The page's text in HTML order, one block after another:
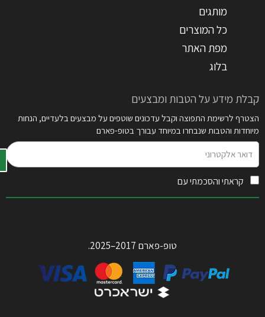
מותגים
כל המוצרים
מפת האתר
בלוג
קבלת מידע על הטבות ומבצעים
הצטרף לרשימת התפוצה וקבל עדכונים שוטפים על מבצעים בלעדיים, הנחות
מיוחדות והטבות שנבחרו במיוחד עבורך בטופ-פארם
אלקטרוני
קראתי והסכמתי עם
טופ-פארם 2017–2025.